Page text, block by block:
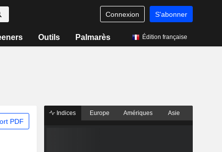
Connexion S'abonner
Outils Palmarès Édition française
PDF
Indices Europe Amériques Asie